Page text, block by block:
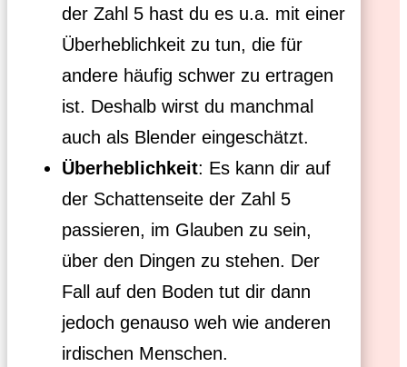
der Zahl 5 hast du es u.a. mit einer
Überheblichkeit zu tun, die für
andere häufig schwer zu ertragen
ist. Deshalb wirst du manchmal
auch als Blender eingeschätzt.
Überheblichkeit: Es kann dir auf
der Schattenseite der Zahl 5
passieren, im Glauben zu sein,
über den Dingen zu stehen. Der
Fall auf den Boden tut dir dann
jedoch genauso weh wie anderen
irdischen Menschen.